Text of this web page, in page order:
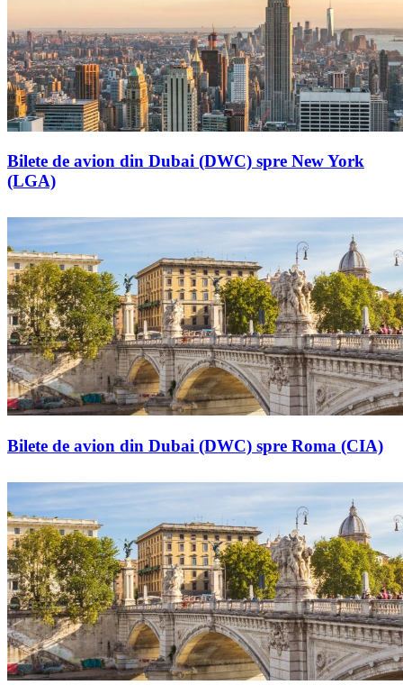
Bilete de avion din Dubai (DWC) spre New York
(LGA)
Bilete de avion din Dubai (DWC) spre Roma (CIA)